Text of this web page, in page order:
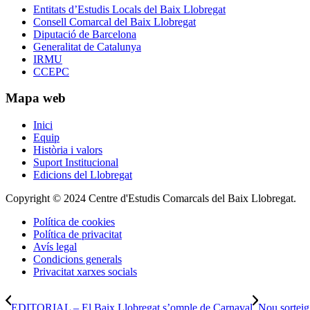
Entitats d’Estudis Locals del Baix Llobregat
Consell Comarcal del Baix Llobregat
Diputació de Barcelona
Generalitat de Catalunya
IRMU
CCEPC
Mapa web
Inici
Equip
Història i valors
Suport Institucional
Edicions del Llobregat
Copyright © 2024 Centre d'Estudis Comarcals del Baix Llobregat.
Política de cookies
Política de privacitat
Avís legal
Condicions generals
Privacitat xarxes socials